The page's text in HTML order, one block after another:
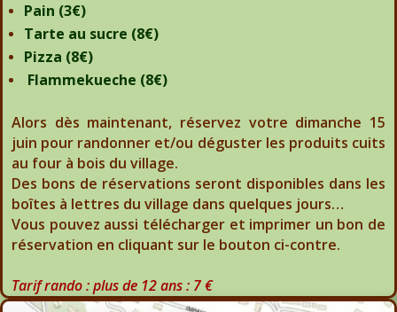
Pain (3€)
Tarte au sucre (8€)
Pizza (8€)
Flammekueche (8€)
Alors dès maintenant, réservez votre dimanche 15
juin pour randonner et/ou déguster les produits cuits
au four à bois du village.
Des bons de réservations seront disponibles dans les
boîtes à lettres du village dans quelques jours…
Vous pouvez aussi télécharger et imprimer un bon de
réservation en cliquant sur le bouton ci-contre.
Tarif rando : plus de 12 ans : 7 €